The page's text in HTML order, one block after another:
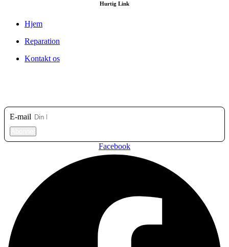
Hurtig Link
Hjem
Reparation
Kontakt os
E-mail
Facebook